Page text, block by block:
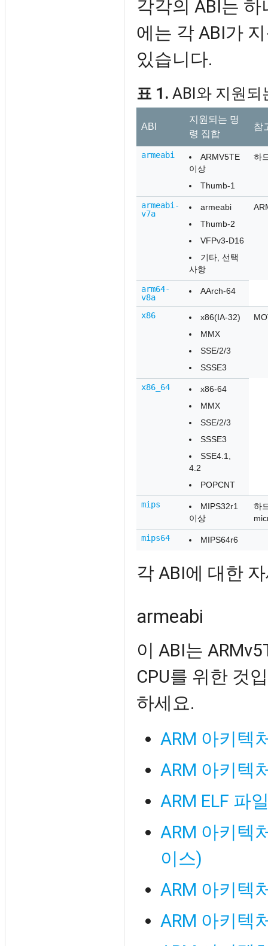
각각의 ABI는
에는 각 ABI가
있습니다.
표 1. ABI와 지원되
ABI
지원되는 명
령 집합
참
armeabi
ARMV5TE
이상
Thumb-1
하
armeabi-
v7a
armeabi
Thumb-2
VFPv3-D16
기타, 선택
사항
arm64-
v8a
AArch-64
x86
x86(IA-32)
MMX
SSE/2/3
SSSE3
x86_64
x86-64
MMX
SSE/2/3
SSSE3
SSE4.1,
4.2
POPCNT
mips
MIPS32r1
이상
하
mips64 MIPS64r6
각 ABI에 대한
armeabi
이 ABI는
CPU를 위한 것
하세요.
ARM 아키텍
ARM 아키텍
ARM ELF 파
ARM 아키텍
이스)
ARM 아키텍
ARM 아키텍